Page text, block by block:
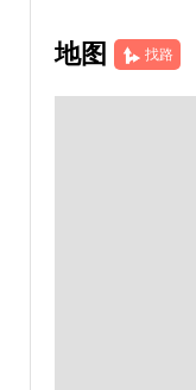
地图 找路